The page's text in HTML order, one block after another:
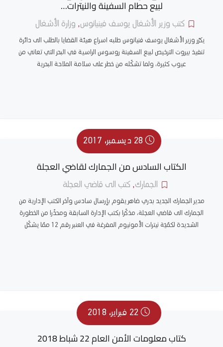
لبيع حطام السفينة والنيترات…
كتب وزير الأشغال يوسف فينيانوس, وزارة الأشغال
يكرّر وزير الأشغال يوسف فنيانوس طلبه اسراع هيئة القضايا بالطلب الى دائرة
تنفيذ بيروت الترخيص لبيع السفينة روسوس الراسية في البحر التي تعاني من
عيوب كثيرة، ولما تشكّله من خطر على سلامة الملاحة البحرية
28 ديسمبر، 2017
الكتاب السادس من الجمارك لقاضي العجلة
الجمارك, كتب الى قاضي العجلة
مدير الجمارك الجديد بدري ضاهر يقوم بإرسال سادس وآخر الكتب الإدارية من
الجمارك الى قاضي العجلة، مذكّرا بكتب الإدارة السابقة ومحذّرا من الخطورة
الشديدة لكمّيّة نيترات الأمونيوم المفرغة في العنبر رقم 12 ممّا يشكّل
22 فبراير، 2018
كتاب معلومات الأمن العام 22 شباط 2018